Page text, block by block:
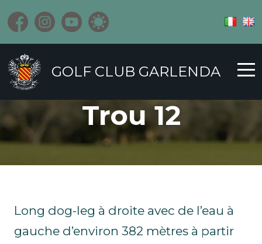
GOLF CLUB GARLENDA
Trou 12
Long dog-leg à droite avec de l’eau à
gauche d’environ 382 mètres à partir